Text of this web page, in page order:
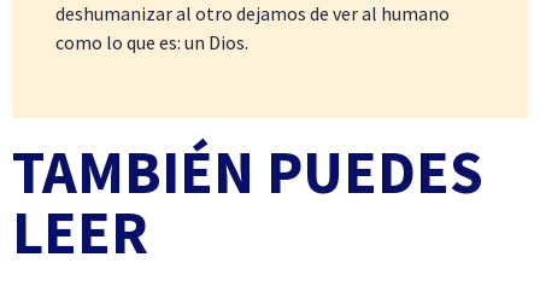
deshumanizar al otro dejamos de ver al humano
como lo que es: un Dios.
TAMBIÉN PUEDES
LEER